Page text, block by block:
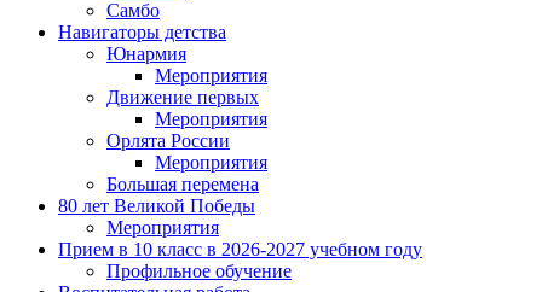
Самбо
Навигаторы детства
Юнармия
Мероприятия
Движение первых
Мероприятия
Орлята России
Мероприятия
Большая перемена
80 лет Великой Победы
Мероприятия
Прием в 10 класс в 2026-2027 учебном году
Профильное обучение